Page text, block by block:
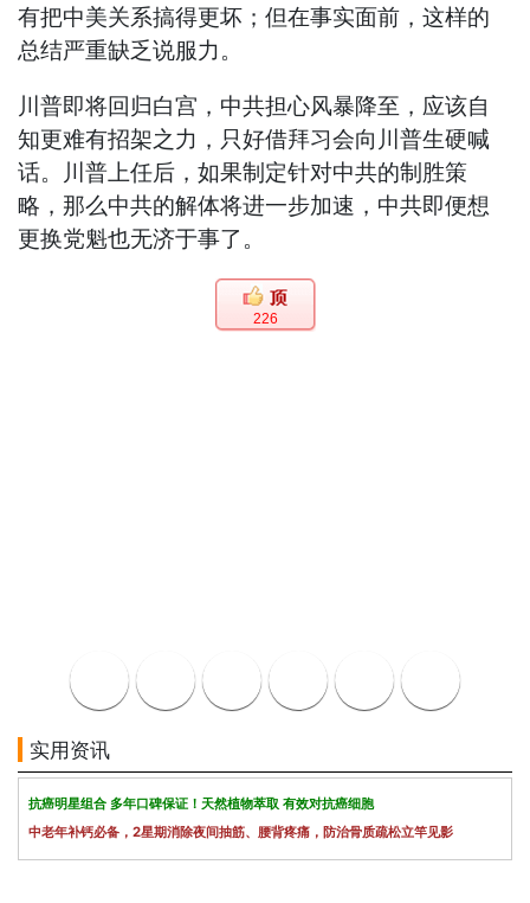
有把中美关系搞得更坏；但在事实面前，这样的
总结严重缺乏说服力。
川普即将回归白宫，中共担心风暴降至，应该自
知更难有招架之力，只好借拜习会向川普生硬喊
话。川普上任后，如果制定针对中共的制胜策
略，那么中共的解体将进一步加速，中共即便想
更换党魁也无济于事了。
226
实用资讯
抗癌明星组合 多年口碑保证！天然植物萃取 有效对抗癌细胞
中老年补钙必备，2星期消除夜间抽筋、腰背疼痛，防治骨质疏松立竿见影